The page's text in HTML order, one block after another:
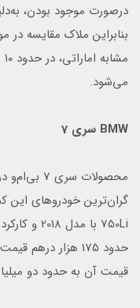
درصورت موجود بودن،
می‌شود.
BMW سری 7
محصولات
گران‌ترین خودروهای
حدود 175 هزار
قیمت آن به حدود دو میلیارد و 528 میلیون